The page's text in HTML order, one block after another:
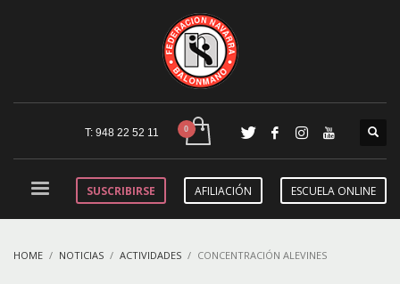
T: 948 22 52 11
SUSCRIBIRSE AFILIACIÓN ESCUELA ONLINE
HOME NOTICIAS ACTIVIDADES CONCENTRACIÓN ALEVINES